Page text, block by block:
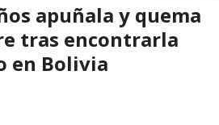
apuñala y quema
tras encontrarla
en Bolivia